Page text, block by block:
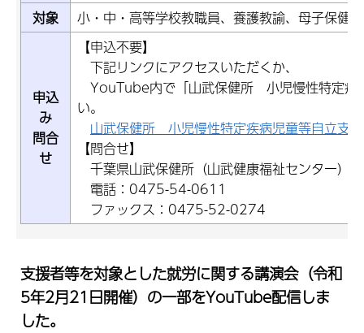
対象
小・中・高等学校教職員、養護教諭、母子保健
申込
み
問合
せ
【申込不要】
下記リンクにアクセスいただくか、
YouTube内で「山武保健所 小児慢性特定疾
い。
山武保健所 小児慢性特定疾病児童等自立支
【問合せ】
千葉県山武保健所（山武健康福祉センター）
電話：0475-54-0611
ファックス：0475-52-0274
支援者等を対象とした就労に関する講演会（令和
5年2月21日開催）の一部をYouTube配信しま
した。